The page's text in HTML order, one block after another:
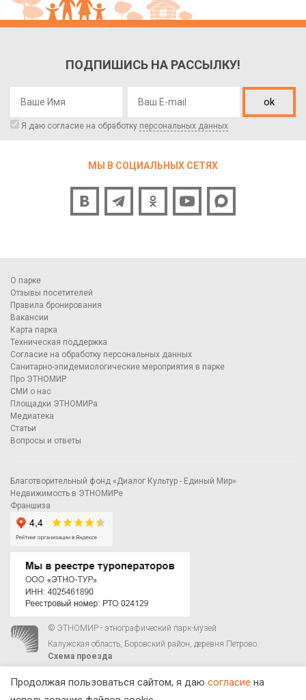
ПОДПИШИСЬ НА РАССЫЛКУ!
ok
Я даю согласие на обработку персональных данных
МЫ В СОЦИАЛЬНЫХ СЕТЯХ
О парке
Отзывы посетителей
Правила бронирования
Вакансии
Карта парка
Техническая поддержка
Согласие на обработку персональных данных
Санитарно-эпидемиологические мероприятия в парке
Про ЭТНОМИР
СМИ о нас
Площадки ЭТНОМИРа
Медиатека
Статьи
Вопросы и ответы
Благотворительный фонд «Диалог Культур - Единый Мир»
Недвижимость в ЭТНОМИРе
Франшиза
© ЭТНОМИР - этнографический парк-музей
Калужская область, Боровский район, деревня Петрово.
Схема проезда
Продолжая пользоваться сайтом, я даю согласие на